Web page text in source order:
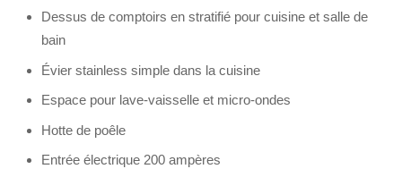
Dessus de comptoirs en stratifié pour cuisine et salle de
bain
Évier stainless simple dans la cuisine
Espace pour lave-vaisselle et micro-ondes
Hotte de poêle
Entrée électrique 200 ampères